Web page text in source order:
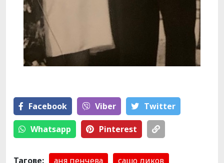
Facebook Viber Тwitter
Whatsapp Pinterest
Тагове: аня пенчева сашо диков